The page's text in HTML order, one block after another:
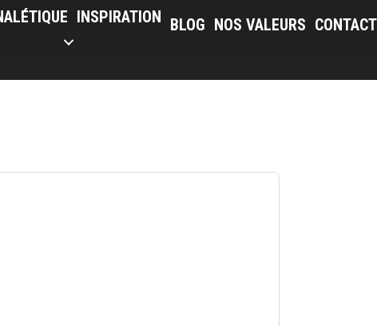
INSPIRATION BLOG NOS VALEURS CONTACT